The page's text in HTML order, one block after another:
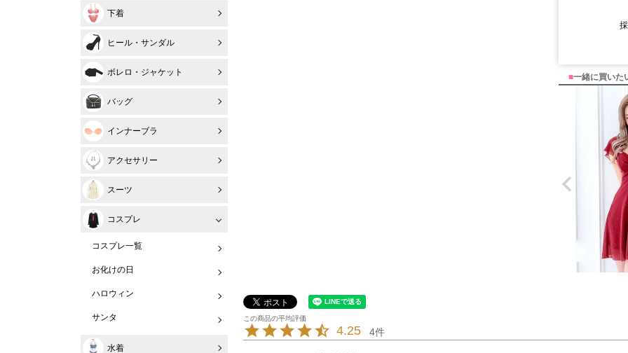
下着
ヒール・サンダル
ボレロ・ジャケット
バッグ
インナーブラ
アクセサリー
スーツ
コスプレ
コスプレ一覧
お化けの日
ハロウィン
サンタ
水着
■一緒に買いた
4.25 4